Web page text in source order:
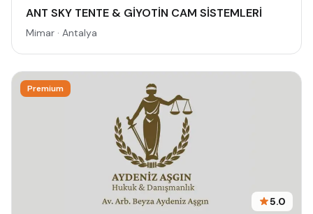
ANT SKY TENTE & GİYOTİN CAM SİSTEMLERİ
Mimar · Antalya
Premium
5.0